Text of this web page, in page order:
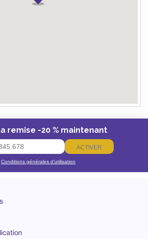
remise -20 % maintenant
ACTIVER
Conditions générales d’utilisation